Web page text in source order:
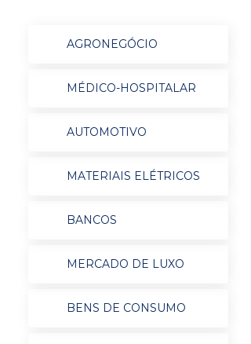
AGRONEGÓCIO
MÉDICO-HOSPITALAR
AUTOMOTIVO
MATERIAIS ELÉTRICOS
BANCOS
MERCADO DE LUXO
BENS DE CONSUMO